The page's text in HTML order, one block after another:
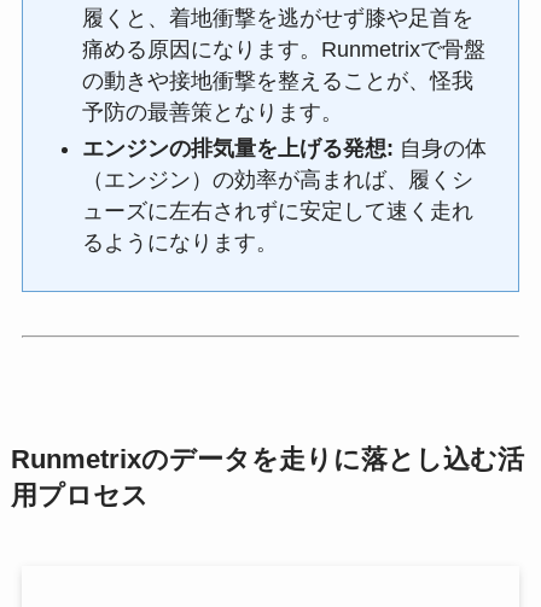
履くと、着地衝撃を逃がせず膝や足首を
痛める原因になります。Runmetrixで骨盤
の動きや接地衝撃を整えることが、怪我
予防の最善策となります。
エンジンの排気量を上げる発想: 自身の体
（エンジン）の効率が高まれば、履くシ
ューズに左右されずに安定して速く走れ
るようになります。
Runmetrixのデータを走りに落とし込む活
用プロセス